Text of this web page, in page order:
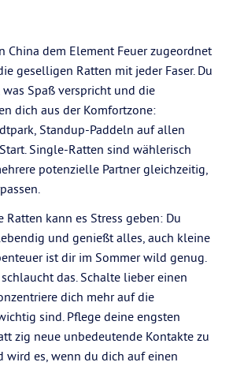
China dem Element Feuer zugeordnet
geselligen Ratten mit jeder Faser. Du
Spaß verspricht und die
dich aus der Komfortzone:
Standup-Paddeln auf allen
Single-Ratten sind wählerisch
potenzielle Partner gleichzeitig,
Ratten kann es Stress geben: Du
und genießt alles, auch kleine
ist dir im Sommer wild genug.
das. Schalte lieber einen
dich mehr auf die
sind. Pflege deine engsten
zig neue unbedeutende Kontakte zu
wird es, wenn du dich auf einen